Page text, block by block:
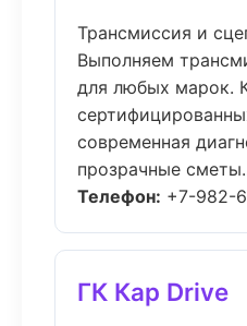
Трансмиссия и
Выполняем
для любых марок.
современная
прозрачные
Телефон: +7-982-
ГК Кар Drive